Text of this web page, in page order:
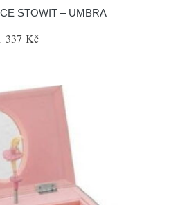
STOWIT – UMBRA
337 Kč